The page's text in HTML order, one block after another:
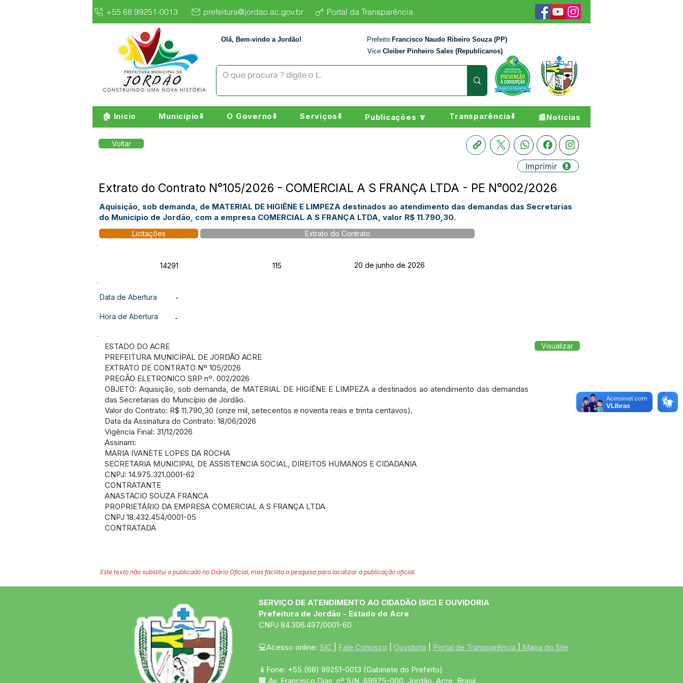
+55 68 99251-0013 prefeitura@jordao.ac.gov.br Portal da Transparência
Olá, Bem-vindo a Jordão! Prefeito Francisco Naudo Ribeiro Souza (PP)
Vice Cleiber Pinheiro Sales (Republicanos)
🏠 Início Município⬇️ O Governo⬇️ Serviços⬇️ Publicações 🔽 Transparência⬇️ 📰Notícias
Voltar
Imprimir
Extrato do Contrato N°105/2026 - COMERCIAL A S FRANÇA LTDA - PE N°002/2026
Aquisição, sob demanda, de MATERIAL DE HIGIÊNE E LIMPEZA destinados ao atendimento das demandas das Secretarias
do Município de Jordão, com a empresa COMERCIAL A S FRANÇA LTDA, valor R$ 11.790,30.
Licitações
Extrato do Contrato
14291
115 20 de junho de 2026
Data de Abertura -
Hora de Abertura -
ESTADO DO ACRE
PREFEITURA MUNICIPAL DE JORDÃO ACRE
EXTRATO DE CONTRATO Nº 105/2026
PREGÃO ELETRONICO SRP nº. 002/2026
OBJETO: Aquisição, sob demanda, de MATERIAL DE HIGIÊNE E LIMPEZA a destinados ao atendimento das demandas
das Secretarias do Município de Jordão.
Valor do Contrato: R$ 11.790,30 (onze mil, setecentos e noventa reais e trinta centavos).
Data da Assinatura do Contrato: 18/06/2026
Vigência Final: 31/12/2026
Assinam:
MARIA IVANETE LOPES DA ROCHA
SECRETARIA MUNICIPAL DE ASSISTENCIA SOCIAL, DIREITOS HUMANOS E CIDADANIA
CNPJ: 14.975.321.0001-62
CONTRATANTE
ANASTACIO SOUZA FRANCA
PROPRIETÁRIO DA EMPRESA COMERCIAL A S FRANÇA LTDA
CNPJ 18.432.454/0001-05
CONTRATADA
Visualizar
Este texto não substitui o publicado no Diário Oficial, mas facilita a pesquisa para localizar a publicação oficial.
SERVIÇO DE ATENDIMENTO AO CIDADÃO (SIC) E OUVIDORIA
Prefeitura de Jordão - Estado do Acre
CNPJ 84.306.497/0001-60
💻Acesso online: SIC Fale Conosco Ouvidoria Portal de Transparência Mapa do Site
📱Fone: +55 (68) 99251-0013 (Gabinete do Prefeito)
🏢 Av. Francisco Dias, nº S/N, 69975-000, Jordão, Acre, Brasil